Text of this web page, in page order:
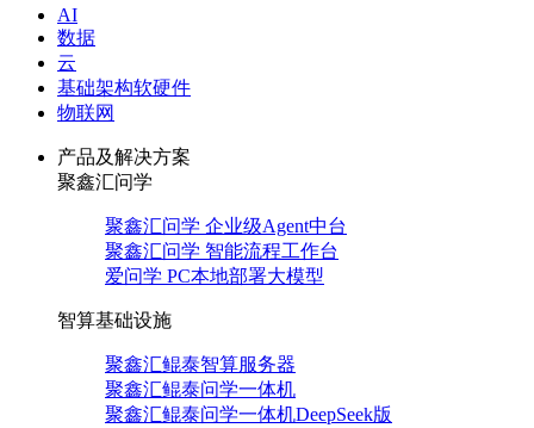
AI
数据
云
基础架构软硬件
物联网
产品及解决方案
聚鑫汇问学
聚鑫汇问学 企业级Agent中台
聚鑫汇问学 智能流程工作台
爱问学 PC本地部署大模型
智算基础设施
聚鑫汇鲲泰智算服务器
聚鑫汇鲲泰问学一体机
聚鑫汇鲲泰问学一体机DeepSeek版